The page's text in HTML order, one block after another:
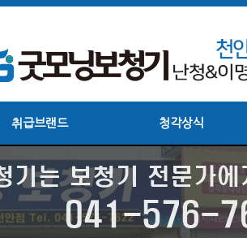
취급브랜드 청각상식